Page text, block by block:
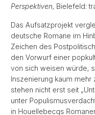
Perspektiven, Bielefeld:
Das Aufsatzprojekt
deutsche Romane im
Zeichen des
den Vorwurf einer
von sich weisen würde,
Inszenierung kaum mehr
stehen nicht erst seit
unter
in Houellebecqs